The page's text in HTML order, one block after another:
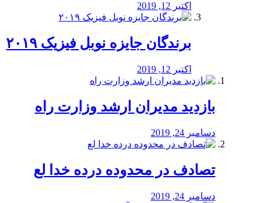
اکتبر 12, 2019
برندگان جایزه نوبل فیزیک ۲۰۱۹
اکتبر 12, 2019
بازدید مدیران ارشد وزارت راه
دسامبر 24, 2019
تصادف در محدوده درده خدا لع
دسامبر 24, 2019